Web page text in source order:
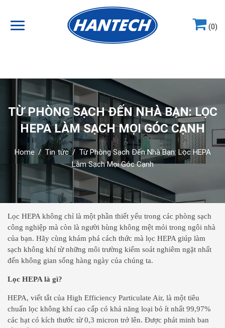
(0)
TỪ PHÒNG SẠCH ĐẾN NHÀ BẠN: LỌC
HEPA LÀM SẠCH MỌI GÓC CẠNH
Home / Tin tức / Từ Phòng Sạch Đến Nhà Bạn: Lọc HEPA
Làm Sạch Mọi Góc Cạnh
Lọc HEPA không chỉ là một phần thiết yếu trong các phòng sạch
công nghiệp mà còn là người hùng không mệt mỏi trong ngôi nhà
của bạn. Hãy cùng khám phá cách thức mà lọc HEPA giúp làm
sạch không khí từ những môi trường kiểm soát nghiêm ngặt nhất
đến không gian sống hàng ngày của chúng ta.
Lọc HEPA là gì?
HEPA, viết tắt của High Efficiency Particulate Air, là một tiêu
chuẩn lọc không khí cao cấp có khả năng loại bỏ ít nhất 99,97%
các hạt có kích thước từ 0,3 micron trở lên. Được phát minh ban